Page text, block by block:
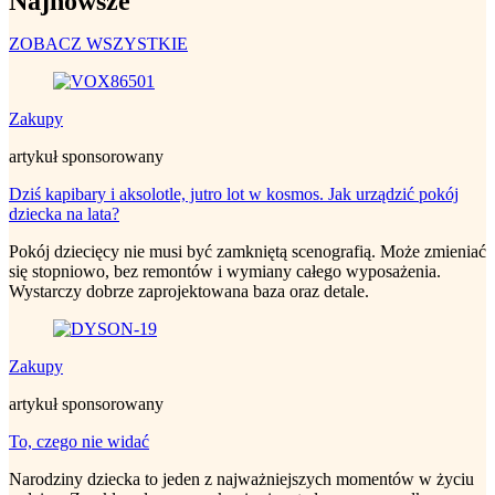
ZOBACZ WSZYSTKIE
Zakupy
artykuł sponsorowany
Dziś kapibary i aksolotle, jutro lot w kosmos. Jak urządzić pokój
dziecka na lata?
Pokój dziecięcy nie musi być zamkniętą scenografią. Może zmieniać
się stopniowo, bez remontów i wymiany całego wyposażenia.
Wystarczy dobrze zaprojektowana baza oraz detale.
Zakupy
artykuł sponsorowany
To, czego nie widać
Narodziny dziecka to jeden z najważniejszych momentów w życiu